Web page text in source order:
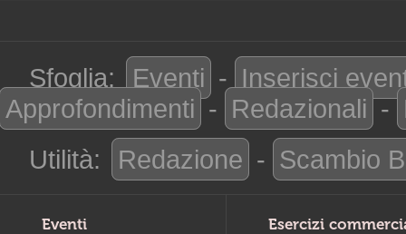
Sfoglia: Eventi - Inserisci
Approfondimenti - Redazionali -
Utilità:
Redazione - Scambio
Eventi Esercizi